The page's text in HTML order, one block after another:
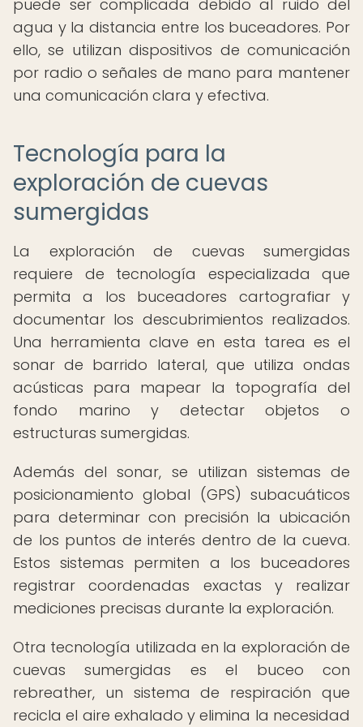
puede ser complicada debido al ruido del
agua y la distancia entre los buceadores. Por
ello, se utilizan dispositivos de comunicación
por radio o señales de mano para mantener
una comunicación clara y efectiva.
Tecnología para la
exploración de cuevas
sumergidas
La exploración de cuevas sumergidas
requiere de tecnología especializada que
permita a los buceadores cartografiar y
documentar los descubrimientos realizados.
Una herramienta clave en esta tarea es el
sonar de barrido lateral, que utiliza ondas
acústicas para mapear la topografía del
fondo marino y detectar objetos o
estructuras sumergidas.
Además del sonar, se utilizan sistemas de
posicionamiento global (GPS) subacuáticos
para determinar con precisión la ubicación
de los puntos de interés dentro de la cueva.
Estos sistemas permiten a los buceadores
registrar coordenadas exactas y realizar
mediciones precisas durante la exploración.
Otra tecnología utilizada en la exploración de
cuevas sumergidas es el buceo con
rebreather, un sistema de respiración que
recicla el aire exhalado y elimina la necesidad